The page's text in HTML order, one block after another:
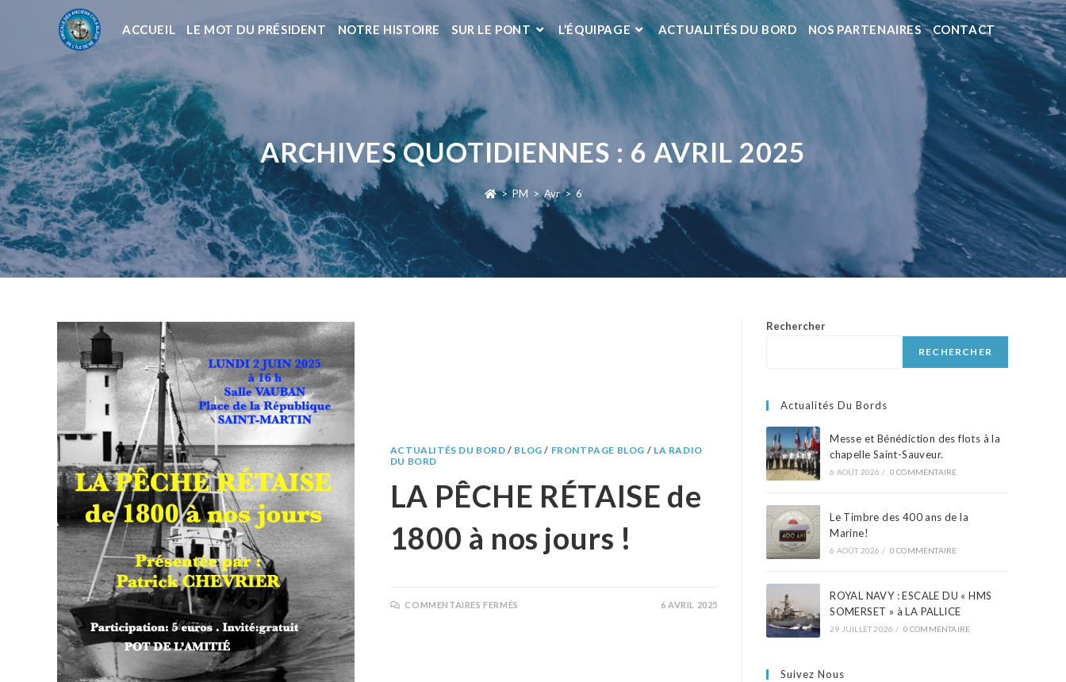
ACCUEIL LE MOT DU PRÉSIDENT NOTRE HISTOIRE SUR LE PONT L’ÉQUIPAGE ACTUALITÉS DU BORD NOS PARTENAIRES CONTACT
ARCHIVES QUOTIDIENNES : 6 AVRIL 2025
> PM > Avr > 6
ACTUALITÉS DU BORD / BLOG / FRONTPAGE BLOG / LA RADIO
DU BORD
LA PÊCHE RÉTAISE de
1800 à nos jours !
COMMENTAIRES FERMÉS 6 AVRIL 2025
Rechercher
RECHERCHER
Actualités Du Bords
Messe et Bénédiction des flots à la
chapelle Saint-Sauveur.
6 AOÛT 2026 / 0 COMMENTAIRE
Le Timbre des 400 ans de la
Marine!
6 AOÛT 2026 / 0 COMMENTAIRE
ROYAL NAVY : ESCALE DU « HMS
SOMERSET » à LA PALLICE
29 JUILLET 2026 / 0 COMMENTAIRE
Suivez Nous